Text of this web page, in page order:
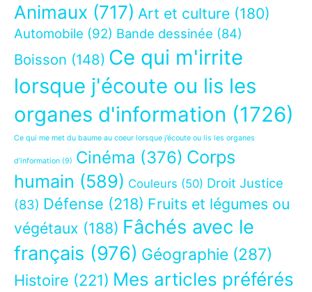
Animaux (717) Art et culture (180)
Automobile (92) Bande dessinée (84)
Boisson (148) Ce qui m'irrite
lorsque j'écoute ou lis les
organes d'information (1726)
Ce qui me met du baume au coeur lorsque j’écoute ou lis les organes
d’information (9) Cinéma (376) Corps
humain (589) Couleurs (50) Droit Justice
(83) Défense (218) Fruits et légumes ou
végétaux (188) Fâchés avec le
français (976) Géographie (287)
Histoire (221) Mes articles préférés